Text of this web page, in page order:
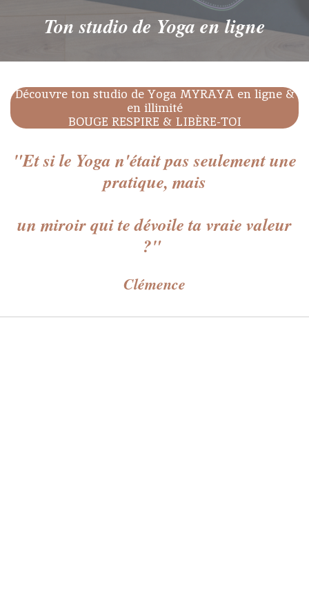
Ton studio de Yoga en ligne
Découvre ton studio de Yoga MYRAYA en ligne &
en illimité
BOUGE RESPIRE & LIBÈRE-TOI
"Et si le Yoga n'était pas seulement une
pratique, mais
un miroir qui te dévoile ta vraie valeur
?"
Clémence